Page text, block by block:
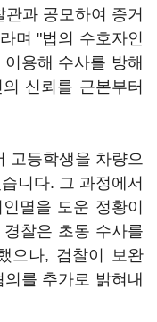
과 공모하여 증거
며 "법의 수호자인
용해 수사를 방해
신뢰를 근본부터
고등학생을 차량으
니다. 그 과정에서
멸을 도운 정황이
찰은 초동 수사를
으나, 검찰이 보완
를 추가로 밝혀내